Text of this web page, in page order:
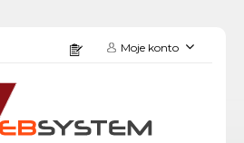
Moje konto